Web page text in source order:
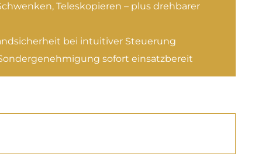
Teleskopieren – plus drehbarer
bei intuitiver Steuerung
sofort einsatzbereit